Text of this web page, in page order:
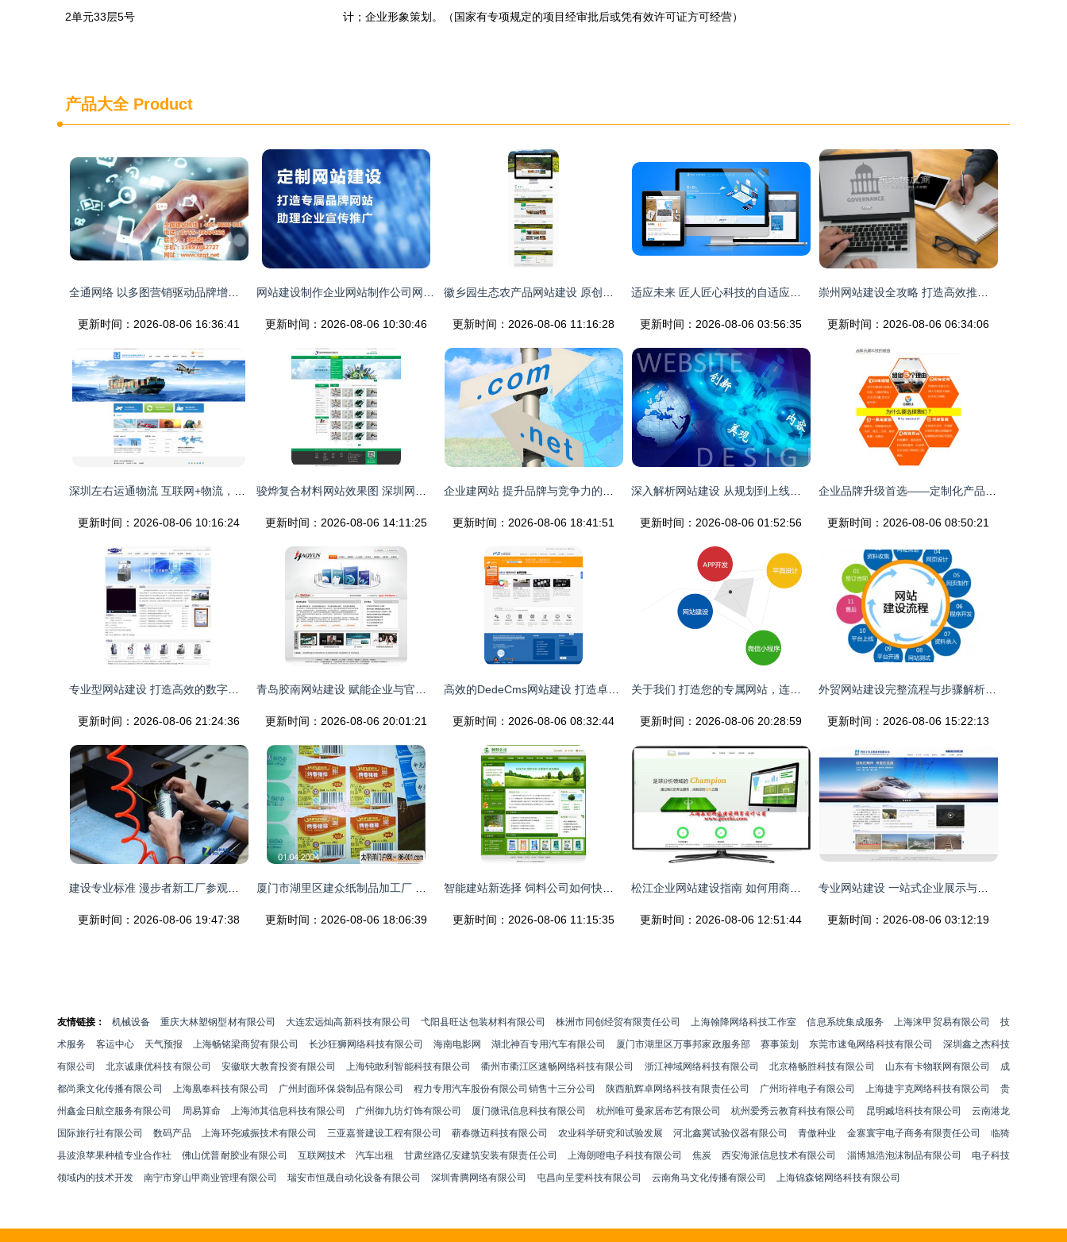
2单元33层5号
计；企业形象策划。（国家有专项规定的项目经审批后或凭有效许可证方可经营）
产品大全Product
更新时间：2026-08-06 16:36:41 更新时间：2026-08-06 10:30:46 更新时间：2026-08-06 11:16:28 更新时间：2026-08-06 03:56:35 更新时间：2026-08-06 06:34:06
更新时间：2026-08-06 10:16:24 更新时间：2026-08-06 14:11:25 更新时间：2026-08-06 18:41:51 更新时间：2026-08-06 01:52:56 更新时间：2026-08-06 08:50:21
更新时间：2026-08-06 21:24:36 更新时间：2026-08-06 20:01:21 更新时间：2026-08-06 08:32:44 更新时间：2026-08-06 20:28:59 更新时间：2026-08-06 15:22:13
更新时间：2026-08-06 19:47:38 更新时间：2026-08-06 18:06:39 更新时间：2026-08-06 11:15:35 更新时间：2026-08-06 12:51:44 更新时间：2026-08-06 03:12:19
友情链接： 机械设备 重庆大林塑钢型材有限公司 大连宏远灿高新科技有限公司 弋阳县旺达包装材料有限公司 株洲市同创经贸有限责任公司 上海翰降网络科技工作室 信息系统集成服务 上海涞甲贸易有限公司
技
术服务
客运中心 天气预报 上海畅铭梁商贸有限公司 长沙狂狮网络科技有限公司 海南电影网 湖北神百专用汽车有限公司 厦门市湖里区万事邦家政服务部 赛事策划 东莞市速龟网络科技有限公司
深圳鑫之杰科技
有限公司
北京诚康优科技有限公司 安徽联大教育投资有限公司 上海钝敢利智能科技有限公司 衢州市衢江区速畅网络科技有限公司 浙江神域网络科技有限公司 北京格畅胜科技有限公司 山东有卡物联网有限公司
成
都尚乘文化传播有限公司
上海凰奉科技有限公司 广州封面环保袋制品有限公司 程力专用汽车股份有限公司销售十三分公司 陕西航辉卓网络科技有限责任公司 广州珩祥电子有限公司 上海捷宇克网络科技有限公司
贵
州鑫金日航空服务有限公司
周易算命 上海沛其信息科技有限公司 广州御九坊灯饰有限公司 厦门微讯信息科技有限公司 杭州唯可曼家居布艺有限公司 杭州爱秀云教育科技有限公司 昆明臧培科技有限公司
云南港龙
国际旅行社有限公司
数码产品 上海环尧减振技术有限公司 三亚嘉誉建设工程有限公司 蕲春微迈科技有限公司 农业科学研究和试验发展 河北鑫冀试验仪器有限公司 青傲种业 金寨寰宇电子商务有限责任公司
临猗
县波浪苹果种植专业合作社
佛山优普耐胶业有限公司 互联网技术 汽车出租 甘肃丝路亿安建筑安装有限责任公司 上海朗噔电子科技有限公司 焦炭 西安海派信息技术有限公司 淄博旭浩泡沫制品有限公司
电子科技
领域内的技术开发
南宁市穿山甲商业管理有限公司 瑞安市恒晟自动化设备有限公司 深圳青腾网络有限公司 屯昌向呈雯科技有限公司 云南角马文化传播有限公司 上海锦森铭网络科技有限公司